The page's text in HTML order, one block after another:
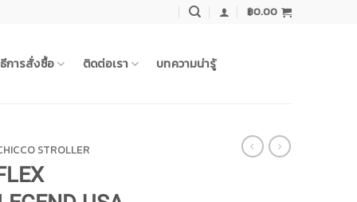
฿0.00
การสั่งซื้อ ติดต่อเรา บทความน่ารู้
STROLLER